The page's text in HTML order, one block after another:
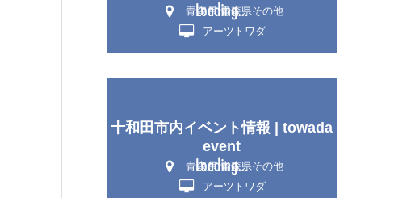
青森県 青森県その他
アーツトワダ
十和田市内イベント情報 | towada
event
青森県 青森県その他
アーツトワダ